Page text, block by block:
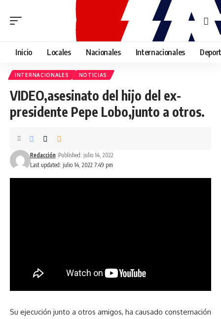
Inicio Locales Nacionales Internacionales
INTERNACIONALES NOTICIAS
VIDEO,asesinato del hijo del ex-
presidente Pepe Lobo,junto a otros.
Last updated: julio 14, 2022 7:49 pm
Redacción Published: julio 14, 2022
Su ejecución junto a otros amigos, ha causado consternación